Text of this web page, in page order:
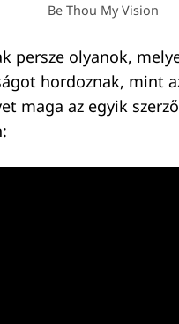
Be Thou My Vision
persze olyanok,
hordoznak, mint
maga az egyik